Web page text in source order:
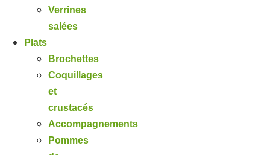
Verrines
salées
Plats
Brochettes
Coquillages
et
crustacés
Accompagnements
Pommes